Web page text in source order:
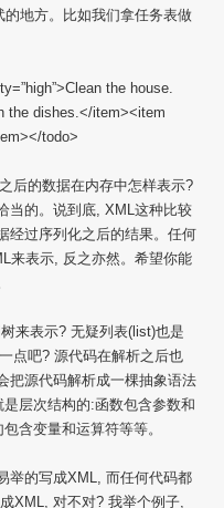
地方。比如我们拿任务表做
the house.
the dishes.</item><item
todo>
后的数据在内存中怎样表示?
当的。说到底, XML这种比较
经过序列化之后的结果。任何
来表示, 反之亦然。希望你能
来表示? 无疑列表(list)也是
点吧? 源代码在解析之后也
把源代码解析成一棵抽象语法
层次结构的:函数包含参数和
含变量和运算符等等。
举的写成XML, 而任何代码都
XML, 对不对? 我举个例子,